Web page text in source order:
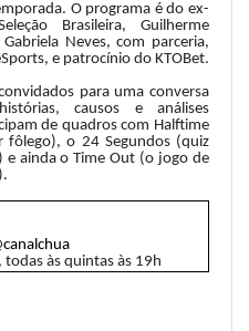
O programa é do ex-
Brasileira, Guilherme
Neves, com parceria,
e patrocínio do KTOBet.
para uma conversa
causos e análises
de quadros com Halftime
fôlego), o 24 Segundos (quiz
e ainda o Time Out (o jogo de
às quintas às 19h